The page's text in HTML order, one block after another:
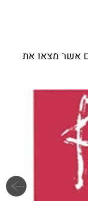
אשר מצאו את